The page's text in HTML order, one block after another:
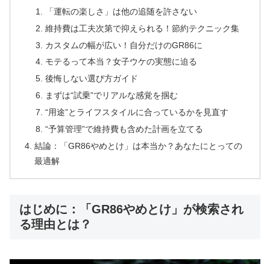
「運転の楽しさ」は他の追随を許さない
維持費は工夫次第で抑えられる！節約テクニック集
カスタムの幅が広い！自分だけのGR86に
モテるって本当？女子ウケの実態に迫る
後悔しない選び方ガイド
まずは“試乗”でリアルな感覚を掴む
“用途”とライフスタイルに合っているかを見直す
“予算管理”で維持費も含めた計画を立てる
結論：「GR86やめとけ」は本当か？あなたにとっての
最適解
はじめに：「GR86やめとけ」が検索され
る理由とは？